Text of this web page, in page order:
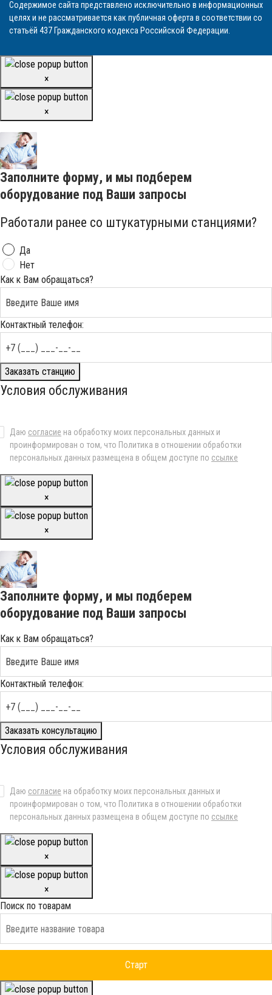
Содержимое сайта представлено исключительно в информационных
целях и не рассматривается как публичная оферта в соответствии со
статьёй 437 Гражданского кодекса Российской Федерации.
×
×
Заполните форму, и мы подберем
оборудование под Ваши запросы
Работали ранее со штукатурными станциями?
Да
Нет
Как к Вам обращаться?
Контактный телефон:
Заказать станцию
Условия обслуживания
Даю согласие на обработку моих персональных данных и
проинформирован о том, что Политика в отношении обработки
персональных данных размещена в общем доступе по ссылке
×
×
Заполните форму, и мы подберем
оборудование под Ваши запросы
Как к Вам обращаться?
Контактный телефон:
Заказать консультацию
Условия обслуживания
Даю согласие на обработку моих персональных данных и
проинформирован о том, что Политика в отношении обработки
персональных данных размещена в общем доступе по ссылке
×
×
Поиск по товарам